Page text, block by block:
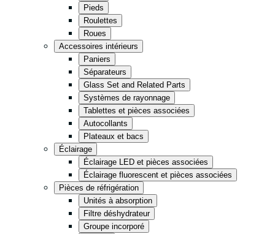
Pieds
Roulettes
Roues
Accessoires intérieurs
Paniers
Séparateurs
Glass Set and Related Parts
Systèmes de rayonnage
Tablettes et pièces associées
Autocollants
Plateaux et bacs
Éclairage
Éclairage LED et pièces associées
Éclairage fluorescent et pièces associées
Pièces de réfrigération
Unités à absorption
Filtre déshydrateur
Groupe incorporé